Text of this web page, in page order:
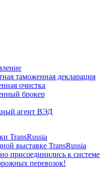
таможенная декларация
очистка
брокер
агент ВЭД
TransRussia
выставке TransRussia
присоединились к системе
перевозок!